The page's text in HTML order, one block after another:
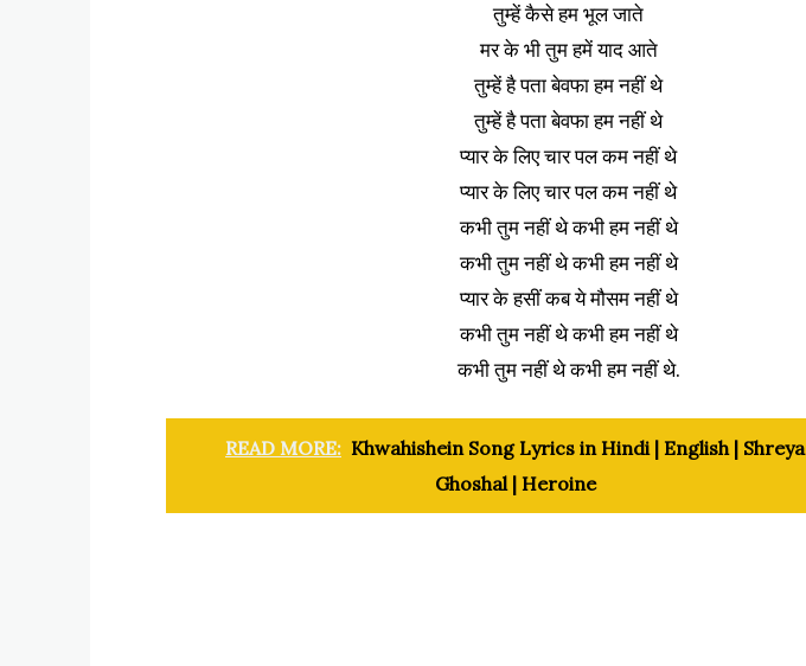
तुम्हें कैसे हम भूल जाते
मर के भी तुम हमें याद आते
तुम्हें है पता बेवफा हम नहीं थे
तुम्हें है पता बेवफा हम नहीं थे
प्यार के लिए चार पल कम नहीं थे
प्यार के लिए चार पल कम नहीं थे
कभी तुम नहीं थे कभी हम नहीं थे
कभी तुम नहीं थे कभी हम नहीं थे
प्यार के हसीं कब ये मौसम नहीं थे
कभी तुम नहीं थे कभी हम नहीं थे
कभी तुम नहीं थे कभी हम नहीं थे.
READ MORE: Khwahishein Song Lyrics in Hindi | English | Shreya
Ghoshal | Heroine